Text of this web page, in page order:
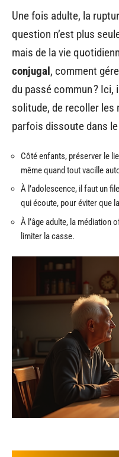
Une fois adulte, la
question n’est plus
mais de la vie
conjugal, comment
du passé commun ? Ici,
solitude, de recoller les
parfois dissoute dans
Côté enfants, préserver le
même quand tout vacille
À l’adolescence, il faut un
qui écoute, pour éviter que
À l’âge adulte, la médiation
limiter la casse.